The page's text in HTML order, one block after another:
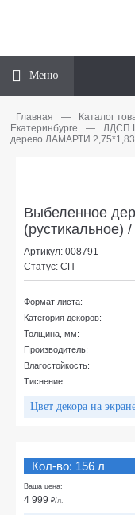
Меню
Главная — Каталог
Екатеринбурге
— ЛДСП
дерево ЛАМАРТИ 2,75*1,83
Выбеленное
(рустикальное)
Артикул: 008791
Статус: СП
Формат листа:
Категория декоров:
Толщина, мм:
Производитель:
Влагостойкость:
Тиснение:
Цвет декора на
Кол-во: 156 л
Ваша цена:
4 999 ₽/л.